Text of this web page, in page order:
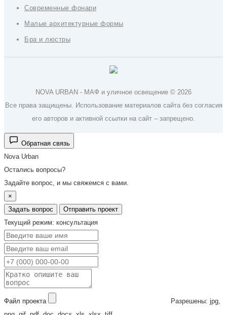
Современные фонари
Малые архитектурные формы
Бра и люстры
NOVA URBAN - МАФ и уличное освещение © 2026
Все права защищены. Использование материалов сайта без согласия
его авторов и активной ссылки на сайт – запрещено.
Обратная связь
Nova Urban
Остались вопросы?
Задайте вопрос, и мы свяжемся с вами.
×
Задать вопрос
Отправить проект
Текущий режим: консультация
Файл проекта
Разрешены: jpg,